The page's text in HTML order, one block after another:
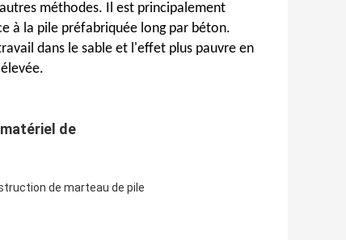
méthodes. Il est principalement
à la pile préfabriquée long par béton.
dans le sable et l'effet plus pauvre en